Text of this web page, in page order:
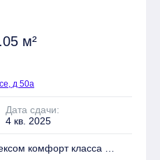
м²
д 50а
Дата сдачи:
4 кв. 2025
комфорт класса